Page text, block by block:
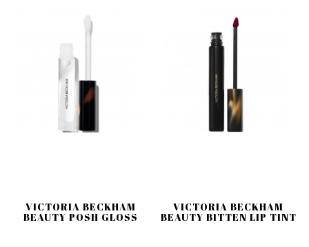
VICTORIA BECKHAM
BEAUTY POSH GLOSS
VICTORIA BECKHAM
BEAUTY BITTEN LIP TINT